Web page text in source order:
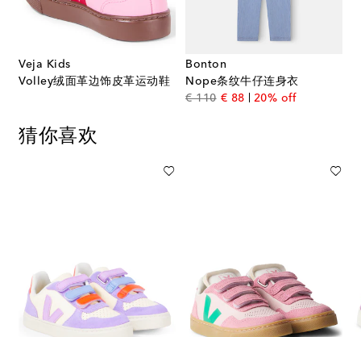
Veja Kids
Volley绒面革边饰皮革运动鞋
Bonton
Nope条纹牛仔连身衣
€ 110original price
€ 88discount price
20% off
猜你喜欢